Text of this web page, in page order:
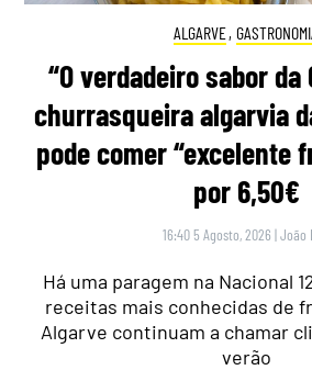
ALGARVE,
“O verdadeiro sabor da
churrasqueira algarvia
pode comer “excelente
por 6,50€
16:40 5 Agosto, 2026 |João
Há uma paragem na Nacional
receitas mais conhecidas de
Algarve continuam a chamar
verão